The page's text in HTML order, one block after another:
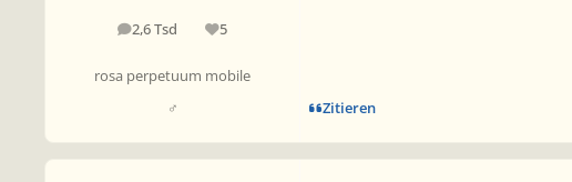
2,6 Tsd
Beiträge 5
Reputation
rosa perpetuum mobile
♂
Zitieren